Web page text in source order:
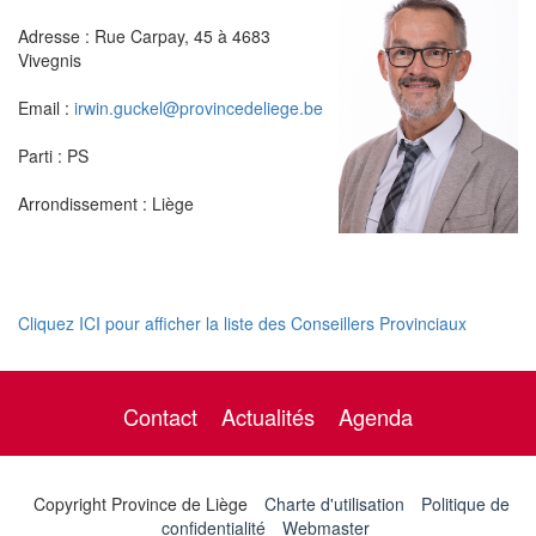
Adresse : Rue Carpay, 45 à 4683
Vivegnis
Email : irwin.guckel@provincedeliege.be
Parti : PS
Arrondissement : Liège
Cliquez ICI pour afficher la liste des Conseillers Provinciaux
Contact Actualités Agenda
Copyright Province de Liège Charte d'utilisation
Politique de
confidentialité
Webmaster